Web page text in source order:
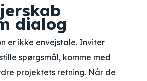
dialog
er ikke envejstale. Inviter
spørgsmål, komme med
projektets retning. Når de